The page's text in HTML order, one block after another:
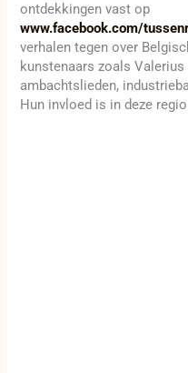
ontdekkingen vast op
www.facebook.com/
verhalen tegen over
kunstenaars zoals Valerius
ambachtslieden,
Hun invloed is in deze